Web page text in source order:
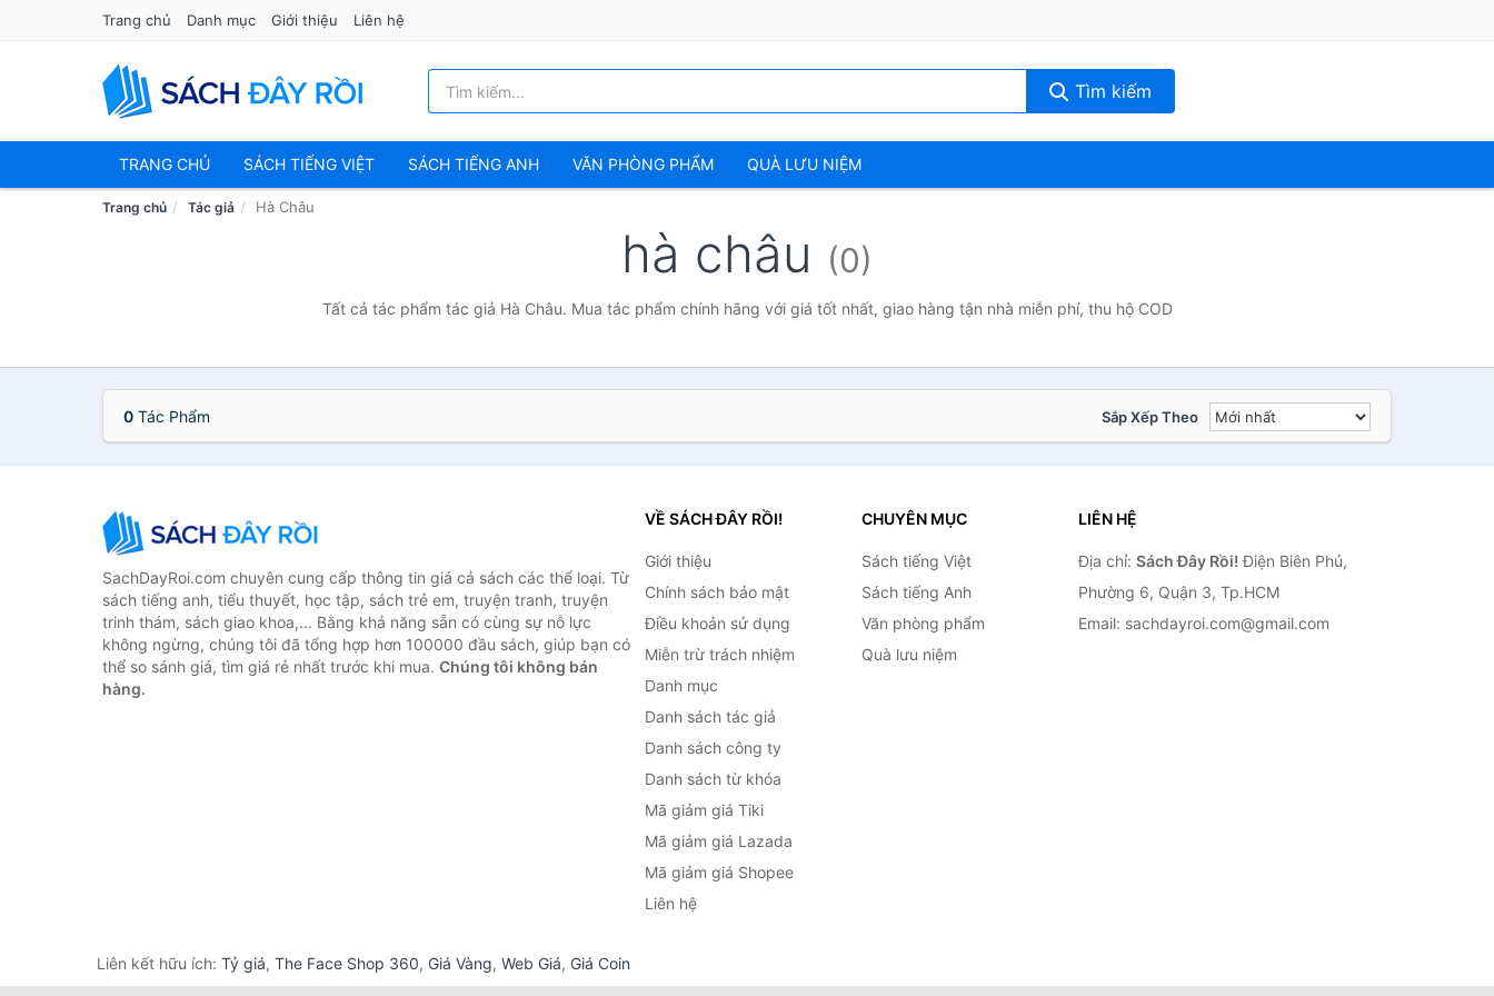
Trang chủ Danh mục Giới thiệu Liên hệ
Tìm kiếm
TRANG CHỦ SÁCH TIẾNG VIỆT SÁCH TIẾNG ANH VĂN PHÒNG PHẨM QUÀ LƯU NIỆM
Trang chủ Tác giả Hà Châu
hà châu (0)
Tất cả tác phẩm tác giả Hà Châu. Mua tác phẩm chính hãng với giá tốt nhất, giao hàng tận nhà miễn phí, thu hộ COD
0 Tác Phẩm Sắp Xếp Theo
SachDayRoi.com chuyên cung cấp thông tin giá cả sách các thể loại. Từ
sách tiếng anh, tiểu thuyết, học tập, sách trẻ em, truyện tranh, truyện
trinh thám, sách giao khoa,... Bằng khả năng sẵn có cùng sự nỗ lực
không ngừng, chúng tôi đã tổng hợp hơn 100000 đầu sách, giúp bạn có
thể so sánh giá, tìm giá rẻ nhất trước khi mua. Chúng tôi không bán
hàng.
VỀ SÁCH ĐÂY RỒI!
Giới thiệu
Chính sách bảo mật
Điều khoản sử dụng
Miễn trừ trách nhiệm
Danh mục
Danh sách tác giả
Danh sách công ty
Danh sách từ khóa
Mã giảm giá Tiki
Mã giảm giá Lazada
Mã giảm giá Shopee
Liên hệ
CHUYÊN MỤC
Sách tiếng Việt
Sách tiếng Anh
Văn phòng phẩm
Quà lưu niệm
LIÊN HỆ
Địa chỉ: Sách Đây Rồi! Điện Biên Phủ,
Phường 6, Quận 3, Tp.HCM
Email: sachdayroi.com@gmail.com
Liên kết hữu ích: Tỷ giá, The Face Shop 360, Giá Vàng, Web Giá, Giá Coin